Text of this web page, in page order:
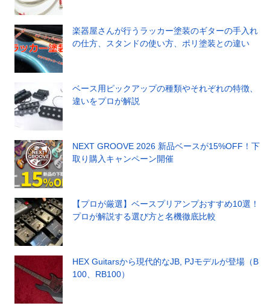
楽器屋さんが行うラッカー塗装のギターの手入れ
の仕方、スタンドの使い方、ポリ塗装との違い
ベース用ピックアップの種類やそれぞれの特徴、
違いをプロが解説
NEXT GROOVE 2026 新品ベースが15%OFF！下
取り購入キャンペーン開催
【プロが厳選】ベースプリアンプおすすめ10選！
プロが解説する選び方と名機徹底比較
HEX Guitarsから現代的なJB, PJモデルが登場（B
100、RB100）